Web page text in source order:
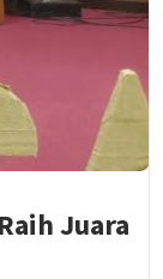
Juara